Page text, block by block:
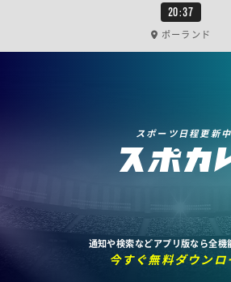
20:37
ポーランド
スポーツ日程更新中
通知や検索などアプリ版なら全機
今すぐ無料ダウンロ